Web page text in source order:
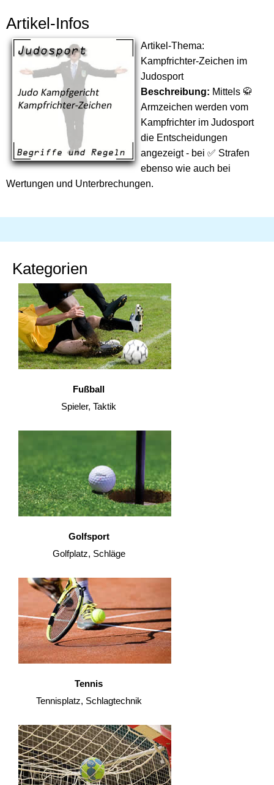
Artikel-Infos
Artikel-Thema:
Kampfrichter-Zeichen im
Judosport
Beschreibung: Mittels 🥋
Armzeichen werden vom
Kampfrichter im Judosport
die Entscheidungen
angezeigt - bei ✅ Strafen
ebenso wie auch bei
Wertungen und Unterbrechungen.
Kategorien
Fußball
Spieler, Taktik
Golfsport
Golfplatz, Schläge
Tennis
Tennisplatz, Schlagtechnik